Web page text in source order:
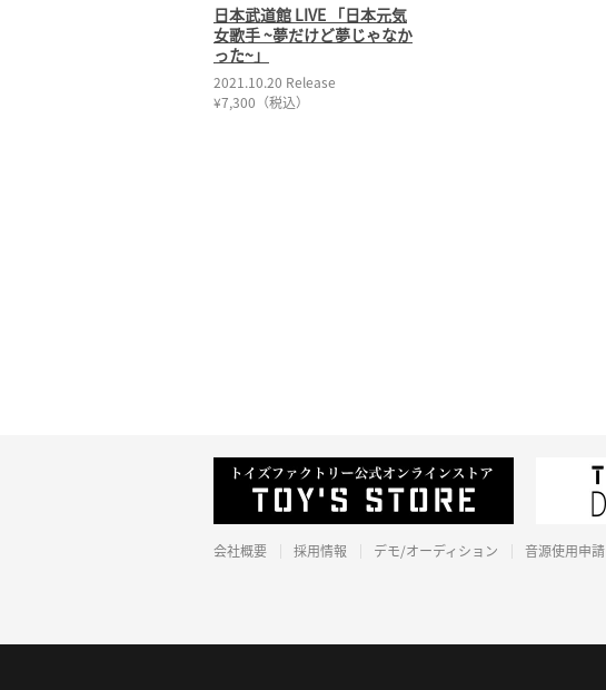
日本武道館 LIVE 「日本元気
女歌手 ~夢だけど夢じゃなか
った~」
2021.10.20 Release
¥7,300（税込）
会社概要 採用情報 デモ/オーディション 音源使用申請